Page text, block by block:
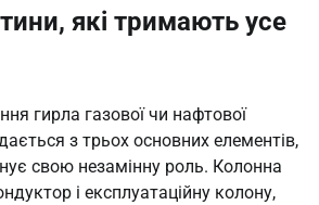
які тримають усе
гирла газової чи нафтової
з трьох основних елементів,
свою незамінну роль. Колонна
і експлуатаційну колону,